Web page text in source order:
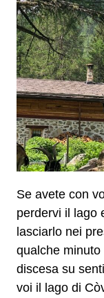
Se avete con
perdervi il lago
lasciarlo nei
qualche
discesa su
voi il lago di